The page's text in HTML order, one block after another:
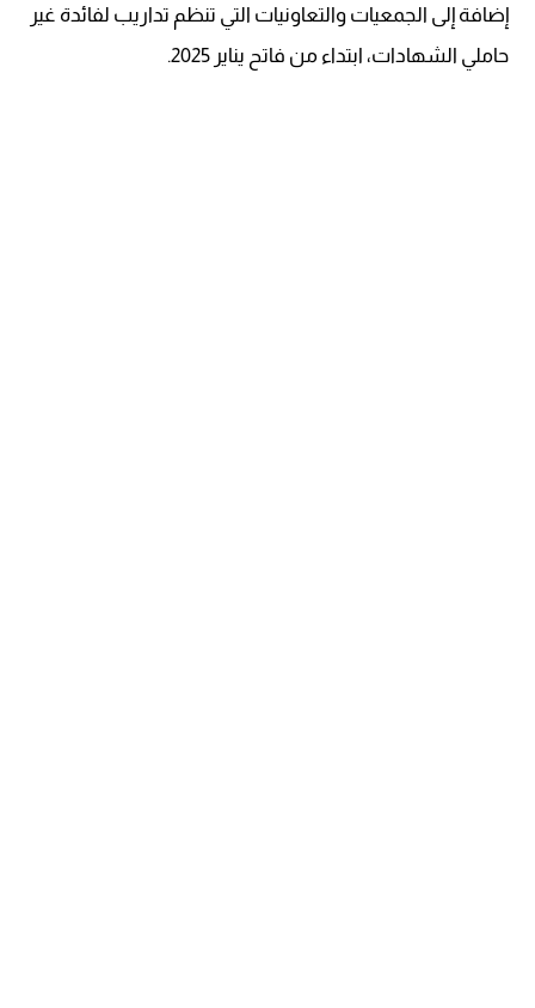
إضافة إلى الجمعيات والتعاونيات التي تنظم تداريب لفائدة غير
حاملي الشهادات، ابتداء من فاتح يناير 2025.